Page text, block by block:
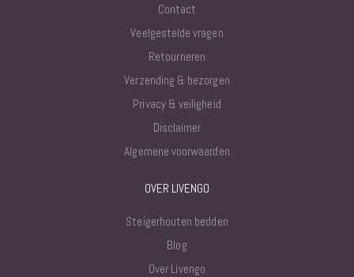
Contact
Veelgestelde vragen
Retourneren
Verzending & bezorgen
Privacy & veiligheid
Disclaimer
Algemene voorwaarden
OVER LIVENGO
Steigerhouten bedden
Blog
Over Livengo